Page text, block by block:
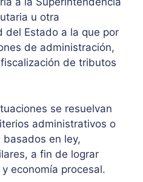
u otra
del Estado a la que por
de administración,
de tributos
se resuelvan
administrativos o
en ley,
a fin de lograr
economía procesal.